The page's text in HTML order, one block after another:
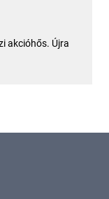
akcióhős. Újra